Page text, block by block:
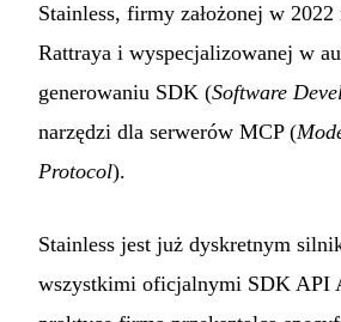
Stainless, firmy założonej w
Rattraya i wyspecjalizowanej w
generowaniu SDK (Software
narzędzi dla serwerów MCP (
Protocol).
Stainless jest już dyskretnym
wszystkimi oficjalnymi SDK API